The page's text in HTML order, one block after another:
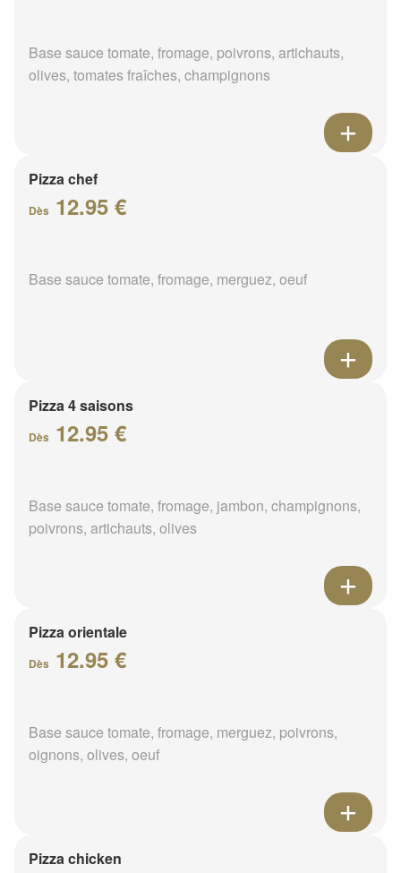
Base sauce tomate, fromage, poivrons, artichauts,
olives, tomates fraîches, champignons
Pizza chef
Dès 12.95 €
Base sauce tomate, fromage, merguez, oeuf
Pizza 4 saisons
Dès 12.95 €
Base sauce tomate, fromage, jambon, champignons,
poivrons, artichauts, olives
Pizza orientale
Dès 12.95 €
Base sauce tomate, fromage, merguez, poivrons,
oignons, olives, oeuf
Pizza chicken